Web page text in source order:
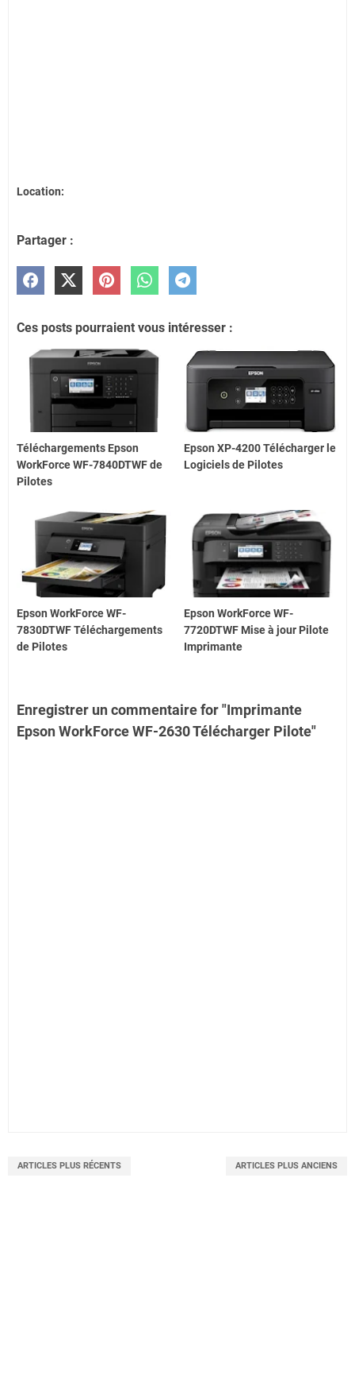
Location:
Partager :
Ces posts pourraient vous intéresser :
Téléchargements Epson
WorkForce WF-7840DTWF de
Pilotes
Epson XP-4200 Télécharger le
Logiciels de Pilotes
Epson WorkForce WF-
7830DTWF Téléchargements
de Pilotes
Epson WorkForce WF-
7720DTWF Mise à jour Pilote
Imprimante
Enregistrer un commentaire for "Imprimante
Epson WorkForce WF-2630 Télécharger Pilote"
ARTICLES PLUS RÉCENTS ARTICLES PLUS ANCIENS